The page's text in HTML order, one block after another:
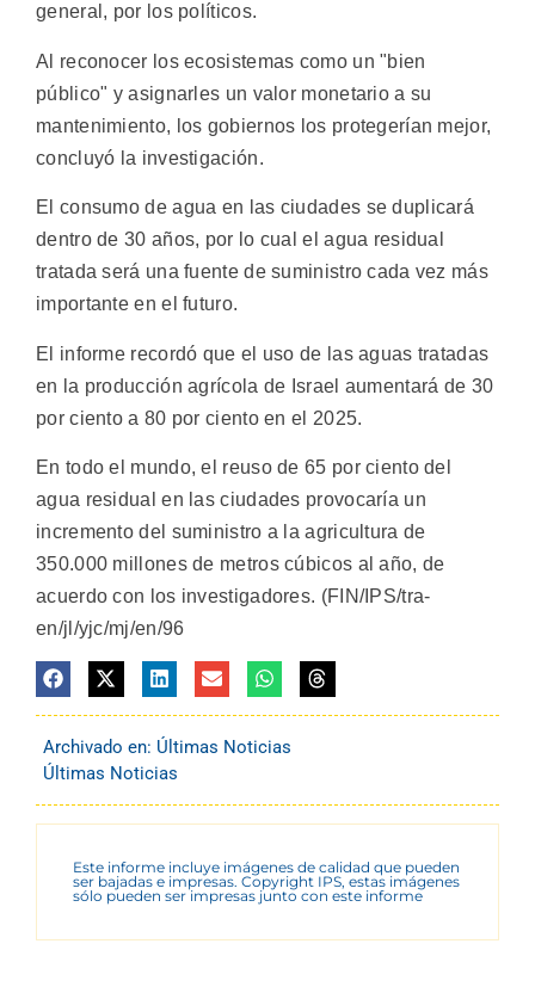
general, por los políticos.
Al reconocer los ecosistemas como un "bien
público" y asignarles un valor monetario a su
mantenimiento, los gobiernos los protegerían mejor,
concluyó la investigación.
El consumo de agua en las ciudades se duplicará
dentro de 30 años, por lo cual el agua residual
tratada será una fuente de suministro cada vez más
importante en el futuro.
El informe recordó que el uso de las aguas tratadas
en la producción agrícola de Israel aumentará de 30
por ciento a 80 por ciento en el 2025.
En todo el mundo, el reuso de 65 por ciento del
agua residual en las ciudades provocaría un
incremento del suministro a la agricultura de
350.000 millones de metros cúbicos al año, de
acuerdo con los investigadores. (FIN/IPS/tra-
en/jl/yjc/mj/en/96
Archivado en: Últimas Noticias
Últimas Noticias
Este informe incluye imágenes de calidad que pueden
ser bajadas e impresas. Copyright IPS, estas imágenes
sólo pueden ser impresas junto con este informe